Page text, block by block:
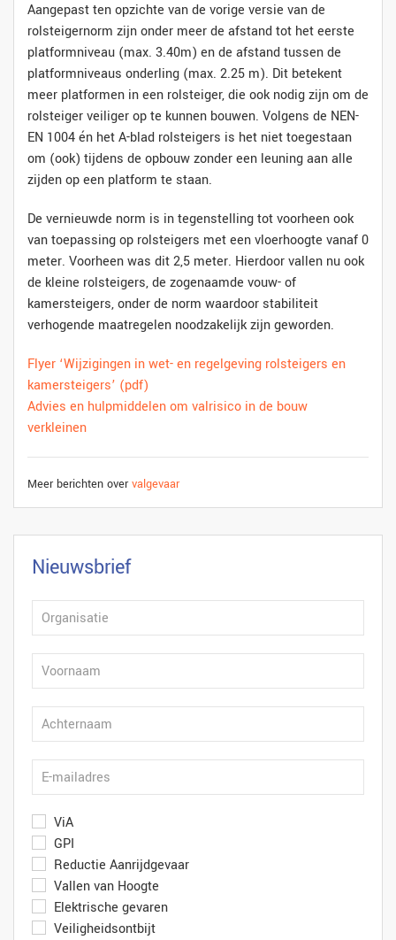
Aangepast ten opzichte van de vorige versie van de
rolsteigernorm zijn onder meer de afstand tot het eerste
platformniveau (max. 3.40m) en de afstand tussen de
platformniveaus onderling (max. 2.25 m). Dit betekent
meer platformen in een rolsteiger, die ook nodig zijn om de
rolsteiger veiliger op te kunnen bouwen. Volgens de NEN-
EN 1004 én het A-blad rolsteigers is het niet toegestaan
om (ook) tijdens de opbouw zonder een leuning aan alle
zijden op een platform te staan.
De vernieuwde norm is in tegenstelling tot voorheen ook
van toepassing op rolsteigers met een vloerhoogte vanaf 0
meter. Voorheen was dit 2,5 meter. Hierdoor vallen nu ook
de kleine rolsteigers, de zogenaamde vouw- of
kamersteigers, onder de norm waardoor stabiliteit
verhogende maatregelen noodzakelijk zijn geworden.
Flyer ‘Wijzigingen in wet- en regelgeving rolsteigers en
kamersteigers’ (pdf)
Advies en hulpmiddelen om valrisico in de bouw
verkleinen
Meer berichten over valgevaar
Nieuwsbrief
ViA
GPI
Reductie Aanrijdgevaar
Vallen van Hoogte
Elektrische gevaren
Veiligheidsontbijt